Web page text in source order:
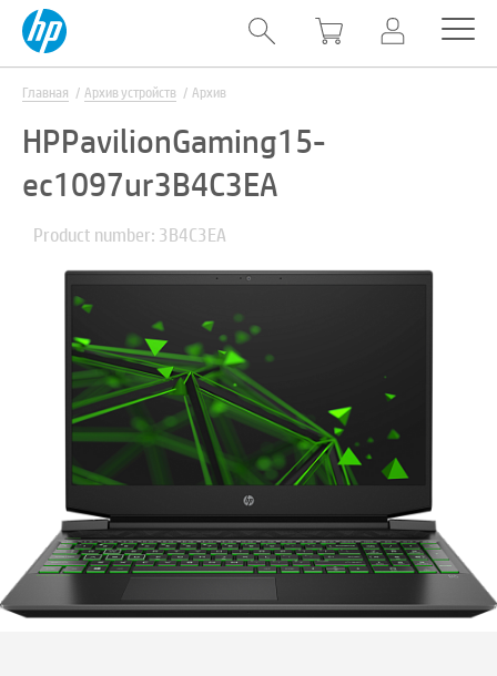
Главная Архив устройств Архив
HPPavilionGaming15-
ec1097ur3B4C3EA
Product number: 3B4C3EA